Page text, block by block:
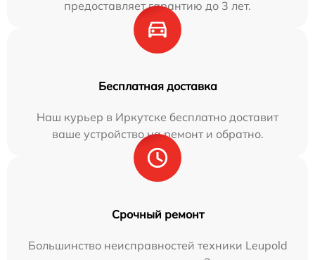
предоставляет гарантию до 3 лет.
Бесплатная доставка
Наш курьер в Иркутске бесплатно доставит
ваше устройство на ремонт и обратно.
Срочный ремонт
Большинство неисправностей техники Leupold